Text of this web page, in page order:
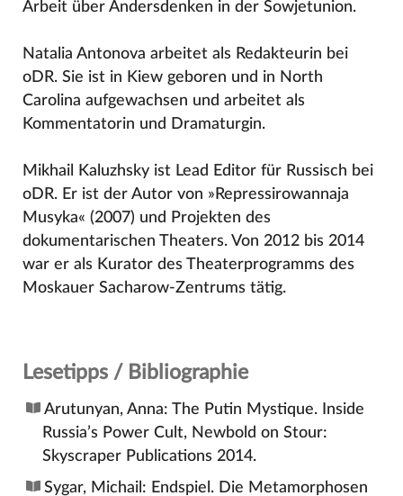
Arbeit über Andersdenken in der Sowjetunion.
Natalia Antonova arbeitet als Redakteurin bei
oDR. Sie ist in Kiew geboren und in North
Carolina aufgewachsen und arbeitet als
Kommentatorin und Dramaturgin.
Mikhail Kaluzhsky ist Lead Editor für Russisch bei
oDR. Er ist der Autor von »Repressirowannaja
Musyka« (2007) und Projekten des
dokumentarischen Theaters. Von 2012 bis 2014
war er als Kurator des Theaterprogramms des
Moskauer Sacharow-Zentrums tätig.
Lesetipps / Bibliographie
Arutunyan, Anna: The Putin Mystique. Inside
Russia’s Power Cult, Newbold on Stour:
Skyscraper Publications 2014.
Sygar, Michail: Endspiel. Die Metamorphosen